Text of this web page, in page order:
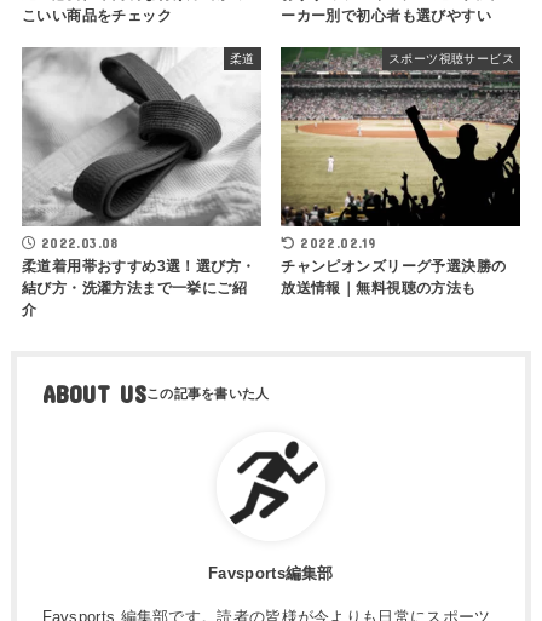
こいい商品をチェック
ーカー別で初心者も選びやすい
柔道
2022.03.08
柔道着用帯おすすめ3選！選び方・
結び方・洗濯方法まで一挙にご紹
介
スポーツ視聴サービス
2022.02.19
チャンピオンズリーグ予選決勝の
放送情報｜無料視聴の方法も
ABOUT US
Favsports編集部
Favsports 編集部です。読者の皆様が今よりも日常にスポーツ